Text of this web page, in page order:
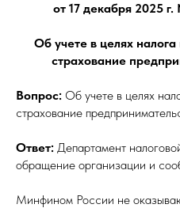
от 17 декабря 2025
Об учете в целях
страхование
Вопрос: Об учете в целях
страхование
Ответ: Департамент
обращение организации и
Минфином России не